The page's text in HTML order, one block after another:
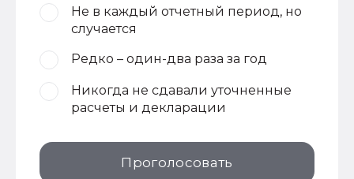
Не в каждый отчетный период, но
случается
Редко – один-два раза за год
Никогда не сдавали уточненные
расчеты и декларации
Проголосовать